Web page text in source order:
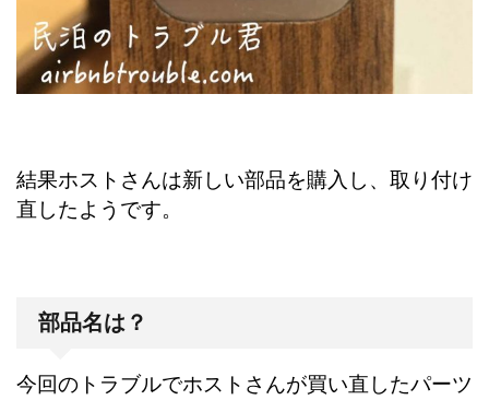
結果ホストさんは新しい部品を購入し、取り付け
直したようです。
部品名は？
今回のトラブルでホストさんが買い直したパーツ